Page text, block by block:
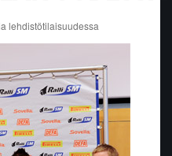
lehdistötilaisuudessa